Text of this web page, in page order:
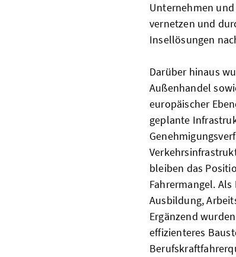
Unternehmen
vernetzen und
Insellösungen
Darüber hinaus
Außenhandel
europäischer
geplante
bleiben das
Fahrermangel.
Ausbildung,
Ergänzend
effizienteres